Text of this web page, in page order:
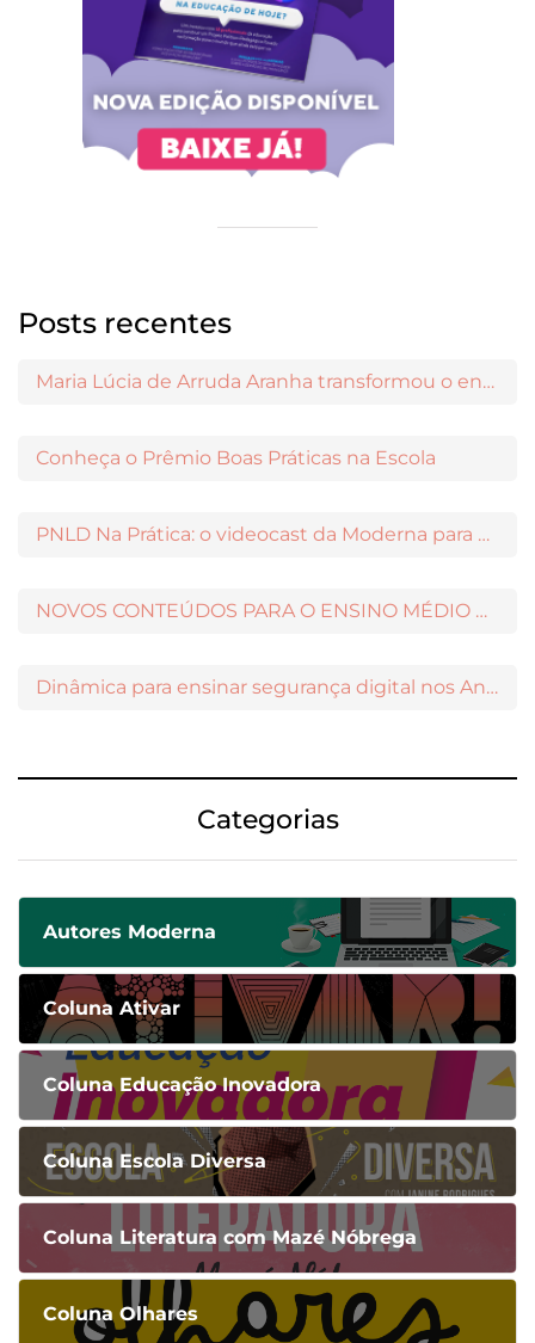
Posts recentes
Maria Lúcia de Arruda Aranha transformou o ensino de Filosofia no Brasil
Conheça o Prêmio Boas Práticas na Escola
PNLD Na Prática: o videocast da Moderna para apoiar a escolha das obras aprovadas
NOVOS CONTEÚDOS PARA O ENSINO MÉDIO DISPONÍVEIS NO MODERNAMIGOS
Dinâmica para ensinar segurança digital nos Anos Iniciais
Categorias
Autores Moderna
Coluna Ativar
Coluna Educação Inovadora
Coluna Escola Diversa
Coluna Literatura com Mazé Nóbrega
Coluna Olhares